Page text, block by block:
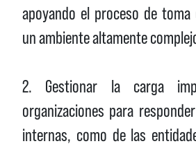
apoyando el proceso de toma
un ambiente altamente
2. Gestionar la carga
organizaciones para
internas, como de las